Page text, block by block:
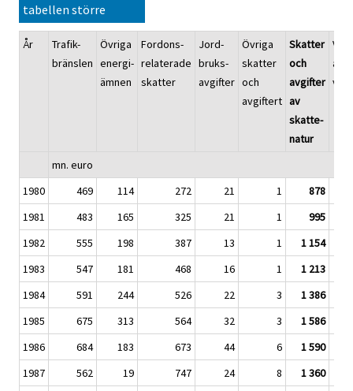
tabellen större
År
Trafik-
bränslen
Övriga
energi-
ämnen
Fordons-
relaterade
skatter
Jord-
bruks-
avgifter
Övriga
skatter
och
avgiftert
Skatter
och
avgifter
av
skatte-
natur
mn. euro
1980
469 114 272 21 1
878
1981
483 165 325 21 1
995
1982
555 198 387 13 1
1 154
1983
547 181 468 16 1
1 213
1984
591 244 526 22 3
1 386
1985
675 313 564 32 3
1 586
1986
684 183 673 44 6
1 590
1987
562 19 747 24 8
1 360